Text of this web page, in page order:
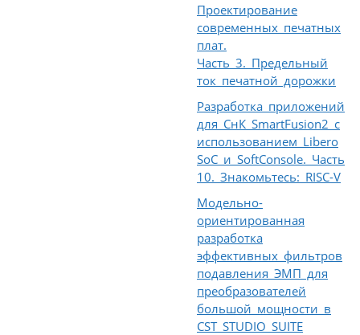
Проектирование
современных печатных
плат.
Часть 3. Предельный
ток печатной дорожки
Разработка приложений
для СнК SmartFusion2 с
использованием Libero
SoC и SoftConsole. Часть
10. Знакомьтесь: RISC-V
Модельно-
ориентированная
разработка
эффективных фильтров
подавления ЭМП для
преобразователей
большой мощности в
CST STUDIO SUITE